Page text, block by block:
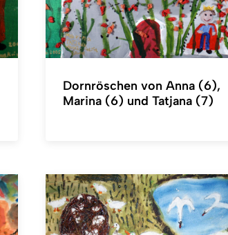
Dornröschen von Anna (6),
Marina (6) und Tatjana (7)